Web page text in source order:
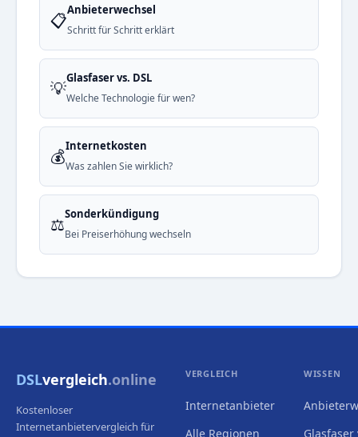
📋Anbieterwechsel
Schritt für Schritt erklärt
💡Glasfaser vs. DSL
Welche Technologie für wen?
💰Internetkosten
Was zahlen Sie wirklich?
⚖️Sonderkündigung
Bei Preiserhöhung wechseln
DSLvergleich.online
Kostenloser
Internetanbietervergleich für
VERGLEICH
Internetanbieter
Alle Regionen
WISSEN
Glasfaser